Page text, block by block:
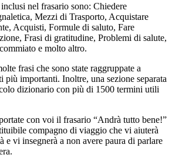
nel frasario sono: Chiedere
Mezzi di Trasporto, Acquistare
Acquisti, Formule di saluto, Fare
Frasi di gratitudine, Problemi di salute,
e molto altro.
frasi che sono state raggruppate a
più importanti. Inoltre, una sezione separata
dizionario con più di 1500 termini utili
con voi il frasario “Andrà tutto bene!”
compagno di viaggio che vi aiuterà
vi insegnerà a non avere paura di parlare